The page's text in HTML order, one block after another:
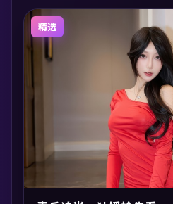
精选